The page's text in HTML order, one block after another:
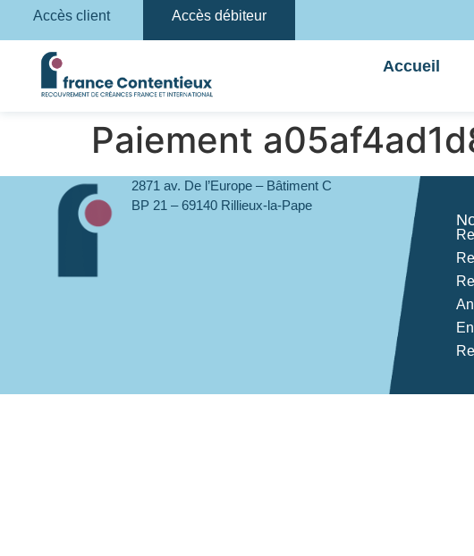
Accès client Accès débiteur
Accueil
Paiement
2871 av. De l’Europe – Bâtiment C
BP 21 – 69140 Rillieux-la-Pape